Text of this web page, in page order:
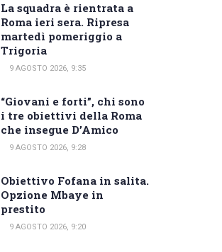
La squadra è rientrata a
Roma ieri sera. Ripresa
martedì pomeriggio a
Trigoria
9 AGOSTO 2026, 9:35
“Giovani e forti”, chi sono
i tre obiettivi della Roma
che insegue D’Amico
9 AGOSTO 2026, 9:28
Obiettivo Fofana in salita.
Opzione Mbaye in
prestito
9 AGOSTO 2026, 9:20